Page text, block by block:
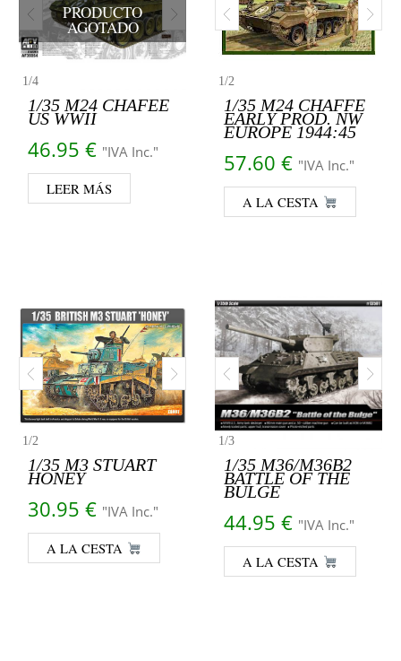
1/4
PRODUCTO
AGOTADO
1/35 M24 CHAFEE
US WWII
46.95 € "IVA Inc."
LEER MÁS
1/2
1/35 M24 CHAFFE
EARLY PROD. NW
EUROPE 1944:45
57.60 € "IVA Inc."
A LA CESTA
1/2
1/35 M3 STUART
HONEY
30.95 € "IVA Inc."
A LA CESTA
1/3
1/35 M36/M36B2
BATTLE OF THE
BULGE
44.95 € "IVA Inc."
A LA CESTA